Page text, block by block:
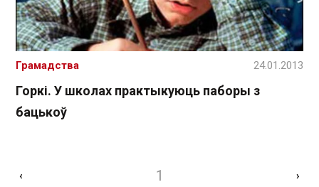
Горкі. У школах практыкуюць паборы з
бацькоў
Грамадства 24.01.2013
‹ 1 ›